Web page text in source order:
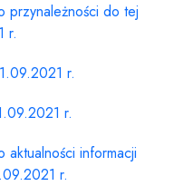
przynależności do tej
r.
r.
r.
informacji
r.